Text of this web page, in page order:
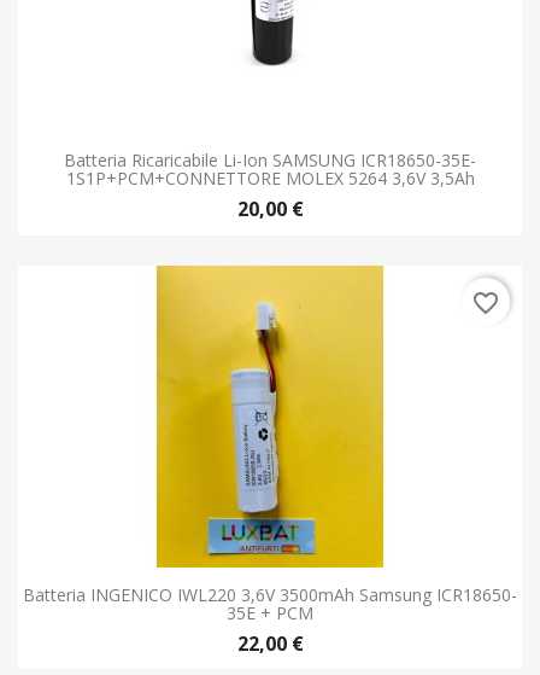
Batteria Ricaricabile Li-Ion SAMSUNG ICR18650-35E-
1S1P+PCM+CONNETTORE MOLEX 5264 3,6V 3,5Ah
20,00 €
Batteria INGENICO IWL220 3,6V 3500mAh Samsung ICR18650-
35E + PCM
22,00 €
favorite_border